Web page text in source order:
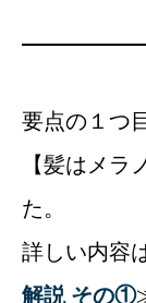
要点の１つ
【髪はメラ
た。
詳しい内容
解説 その①